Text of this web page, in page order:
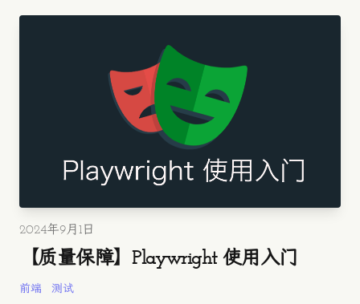
发布时间
2024年9月1日
【质量保障】Playwright 使用入门
前端 测试